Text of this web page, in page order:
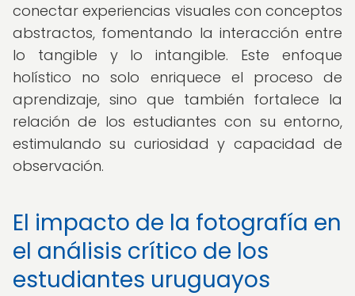
conectar experiencias visuales con conceptos
abstractos, fomentando la interacción entre
lo tangible y lo intangible. Este enfoque
holístico no solo enriquece el proceso de
aprendizaje, sino que también fortalece la
relación de los estudiantes con su entorno,
estimulando su curiosidad y capacidad de
observación.
El impacto de la fotografía en
el análisis crítico de los
estudiantes uruguayos